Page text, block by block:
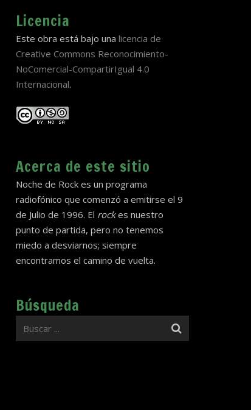
Licencia
Este obra está bajo una licencia de
Creative Commons Reconocimiento-
NoComercial-CompartirIgual 4.0
Internacional.
Acerca de este sitio
Noche de Rock es un programa
radiofónico que comenzó a emitirse el 9
de Julio de 1996. El rockes nuestro
punto de partida, pero no tenemos
miedo a desviarnos; siempre
encontramos el camino de vuelta.
Búsqueda